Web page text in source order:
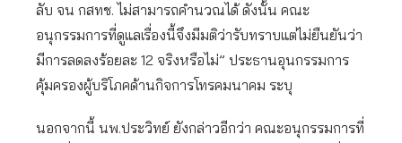
ลับ จน กสทช. ไม่สามารถคำนวณได้ ดังนั้น คณะ
อนุกรรมการที่ดูแลเรื่องนี้จึงมีมติว่ารับทราบแต่ไม่ยืนยันว่า
มีการลดลงร้อยละ 12 จริงหรือไม่” ประธานอุนกรรมการ
คุ้มครองผู้บริโภคด้านกิจการโทรคมนาคม ระบุ
นอกจากนี้ นพ.ประวิทย์ ยังกล่าวอีกว่า คณะอนุกรรมการที่